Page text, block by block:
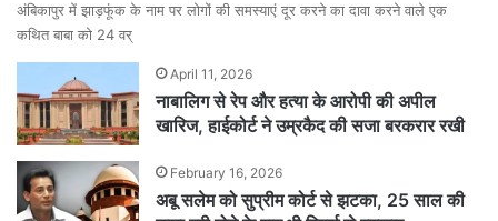
अंबिकापुर में झाड़फूंक के नाम पर लोगों की समस्याएं दूर करने का दावा करने वाले एक
कथित बाबा को 24 वर्
April 11, 2026
नाबालिग से रेप और हत्या के आरोपी की अपील
खारिज, हाईकोर्ट ने उम्रकैद की सजा बरकरार रखी
February 16, 2026
अबू सलेम को सुप्रीम कोर्ट से झटका, 25 साल की